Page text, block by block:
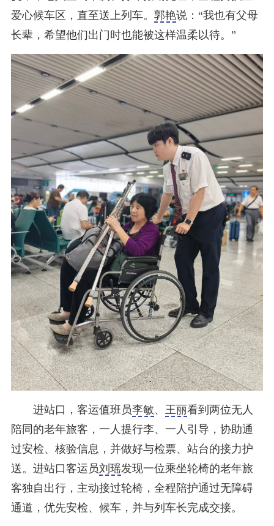
爱心候车区，直至送上列车。 郭艳说：“我也有父母
长辈，希望他们出门时也能被这样温柔以待。”
进站口，客运值班员李敏、 王丽看到两位无人
陪同的老年旅客，一人提行李、一人引导，协助通
过安检、核验信息，并做好与检票、站台的接力护
送。进站口客运员刘瑶发现一位乘坐轮椅的老年旅
客独自出行，主动接过轮椅，全程陪护通过无障碍
通道，优先安检、候车，并与列车长完成交接。